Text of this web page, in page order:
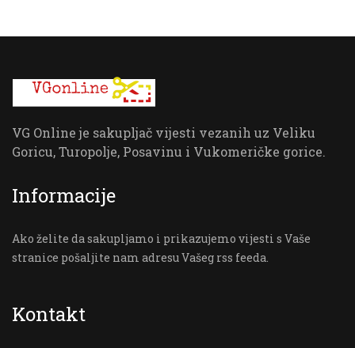
VG Online je sakupljač vijesti vezanih uz Veliku
Goricu, Turopolje, Posavinu i Vukomeričke gorice.
Informacije
Ako želite da sakupljamo i prikazujemo vijesti s Vaše
stranice pošaljite nam adresu Vašeg rss feeda.
Kontakt